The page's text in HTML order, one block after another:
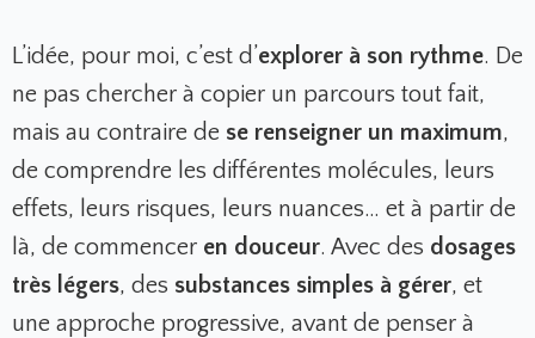
L’idée, pour moi, c’est d’explorer à son rythme. De
ne pas chercher à copier un parcours tout fait,
mais au contraire de se renseigner un maximum,
de comprendre les différentes molécules, leurs
effets, leurs risques, leurs nuances… et à partir de
là, de commencer en douceur. Avec des dosages
très légers, des substances simples à gérer, et
une approche progressive, avant de penser à